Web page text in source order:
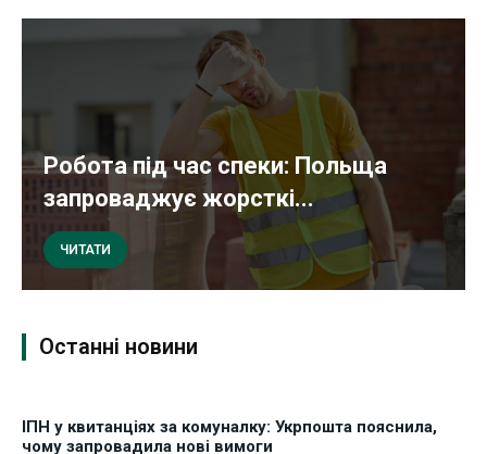
Робота під час спеки: Польща
запроваджує жорсткі...
ЧИТАТИ
Останні новини
ІПН у квитанціях за комуналку: Укрпошта пояснила,
чому запровадила нові вимоги